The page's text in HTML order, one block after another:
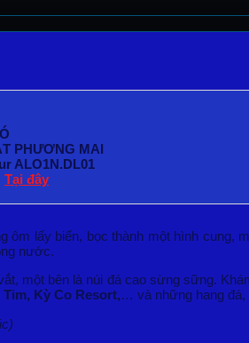
PHƯƠNG MAI
ALO1N.DL01
Tại đây
ôm lấy biển, bọc thành một hình cung,
nước.
một bên là núi đá cao sừng sững.
Tim, Kỳ Co Resort,… và những hang